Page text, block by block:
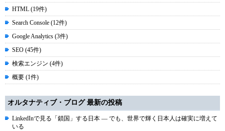
HTML (19件)
Search Console (12件)
Google Analytics (3件)
SEO (45件)
検索エンジン (4件)
概要 (1件)
オルタナティブ・ブログ 最新の投稿
LinkedInで見る「鎖国」する日本 ― でも、世界で輝く日本人は確実に増えて
いる